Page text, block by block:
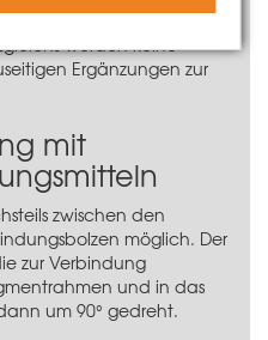
werden keine
Ergänzungen zur
mit
zwischen den
möglich. Der
zur Verbindung
und in das
um 90° gedreht.